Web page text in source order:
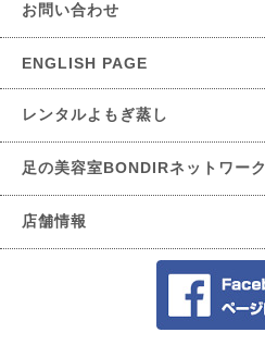
お問い合わせ
ENGLISH PAGE
レンタルよもぎ蒸し
足の美容室BONDIRネットワーク
店舗情報